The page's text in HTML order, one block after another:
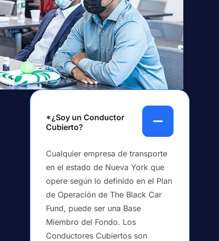
*¿Soy un Conductor
Cubierto?
Cualquier empresa de transporte
en el estado de Nueva York que
opere según lo definido en el Plan
de Operación de The Black Car
Fund, puede ser una Base
Miembro del Fondo. Los
Conductores Cubiertos son